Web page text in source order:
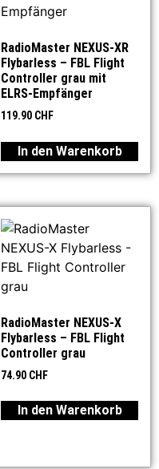
RadioMaster NEXUS-XR
Flybarless – FBL Flight
Controller grau mit
ELRS-Empfänger
119.90 CHF
In den Warenkorb
RadioMaster NEXUS-X
Flybarless – FBL Flight
Controller grau
74.90 CHF
In den Warenkorb